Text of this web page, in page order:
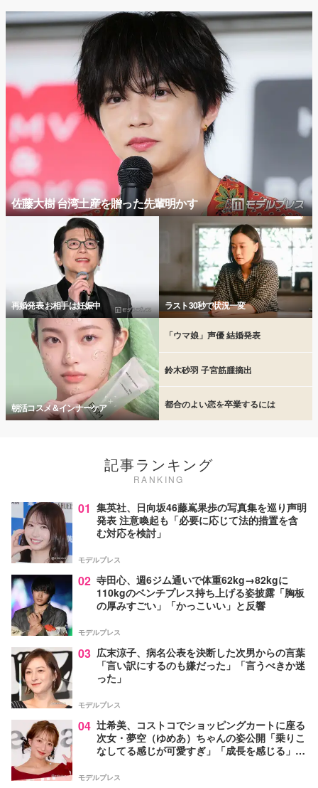
佐藤大樹 台湾土産を贈った先輩明かす
再婚発表 お相手は妊娠中 ラスト30秒で状況一変
朝活コスメ＆インナーケア
「ウマ娘」声優 結婚発表
鈴木砂羽 子宮筋腫摘出
都合のよい恋を卒業するには
記事ランキング
RANKING
01 集英社、日向坂46藤嶌果歩の写真集を巡り声明
発表 注意喚起も「必要に応じて法的措置を含
む対応を検討」
モデルプレス
02 寺田心、週6ジム通いで体重62kg→82kgに
110kgのベンチプレス持ち上げる姿披露「胸板
の厚みすごい」「かっこいい」と反響
モデルプレス
03 広末涼子、病名公表を決断した次男からの言葉
「言い訳にするのも嫌だった」「言うべきか迷
った」
モデルプレス
04 辻希美、コストコでショッピングカートに座る
次女・夢空（ゆめあ）ちゃんの姿公開「乗りこ
なしてる感じが可愛すぎ」「成長を感じる」の
モデルプレス